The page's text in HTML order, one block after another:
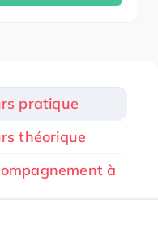
pratique
théorique
à